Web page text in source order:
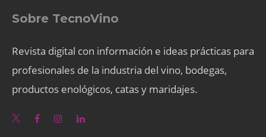
Sobre TecnoVino
Revista digital con información e ideas prácticas para
profesionales de la industria del vino, bodegas,
productos enológicos, catas y maridajes.